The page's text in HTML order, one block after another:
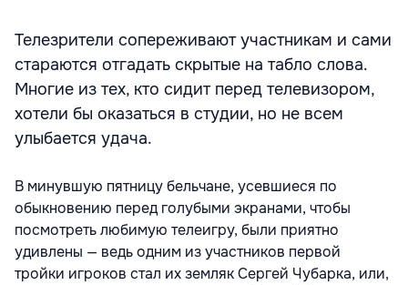
Телезрители сопереживают участникам и сами
стараются отгадать скрытые на табло слова.
Многие из тех, кто сидит перед телевизором,
хотели бы оказаться в студии, но не всем
улыбается удача.
В минувшую пятницу бельчане, усевшиеся по
обыкновению перед голубыми экранами, чтобы
посмотреть любимую телеигру, были приятно
удивлены — ведь одним из участников первой
тройки игроков стал их земляк Сергей Чубарка, или,